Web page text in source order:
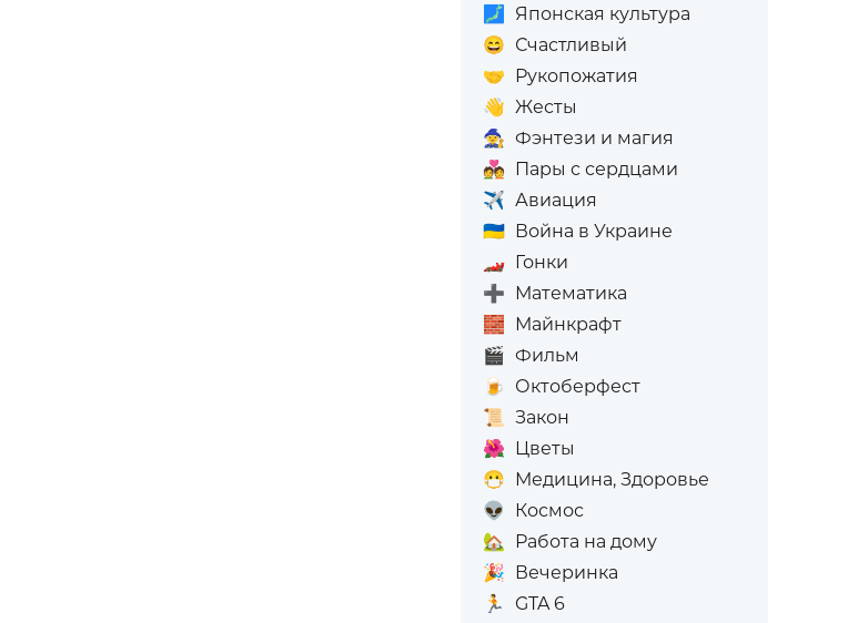
🗾
Японская культура
😄 Счастливый
🤝 Рукопожатия
👋 Жесты
🧙 Фэнтези и магия
💑 Пары с сердцами
✈️ Авиация
🇺🇦 Война в Украине
🏎️ Гонки
➕ Математика
🧱 Майнкрафт
🎬 Фильм
🍺
Октоберфест
📜 Закон
🌺 Цветы
😷 Медицина, Здоровье
👽
Космос
🏡
Работа на дому
🎉 Вечеринка
🏃
GTA 6